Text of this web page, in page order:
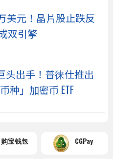
美元！晶片股止跌反
双引擎
头出手！普徕仕推出
种」加密币 ETF
购宝钱包 CGPay